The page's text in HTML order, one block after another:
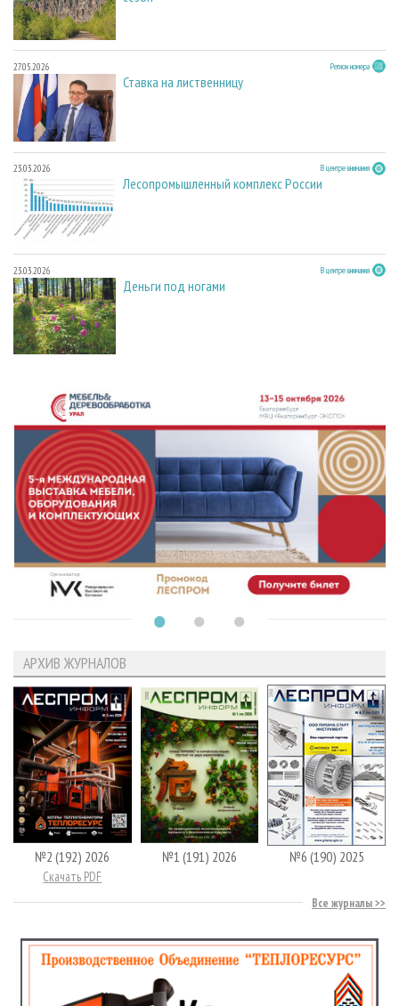
27.05.2026 Регион номера
Ставка на лиственницу
23.03.2026 В центре внимания
Лесопромышленный комплекс России
23.03.2026 В центре внимания
Деньги под ногами
АРХИВ ЖУРНАЛОВ
№2 (192) 2026
Скачать PDF
№1 (191) 2026 №6 (190) 2025
Все журналы